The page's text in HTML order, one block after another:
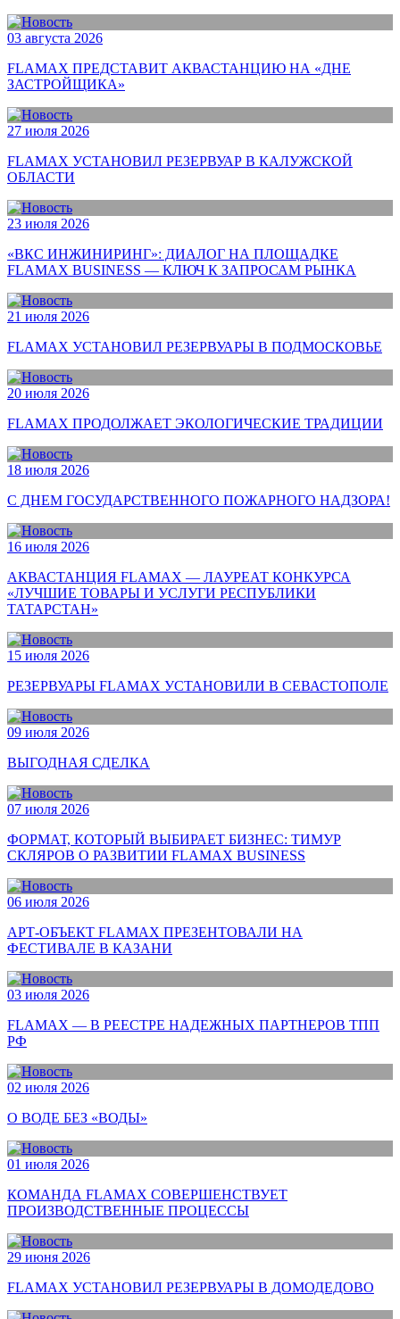
03 августа 2026
FLAMAX ПРЕДСТАВИТ АКВАСТАНЦИЮ НА «ДНЕ
ЗАСТРОЙЩИКА»
27 июля 2026
FLAMAX УСТАНОВИЛ РЕЗЕРВУАР В КАЛУЖСКОЙ
ОБЛАСТИ
23 июля 2026
«ВКС ИНЖИНИРИНГ»: ДИАЛОГ НА ПЛОЩАДКЕ
FLAMAX BUSINESS — КЛЮЧ К ЗАПРОСАМ РЫНКА
21 июля 2026
FLAMAX УСТАНОВИЛ РЕЗЕРВУАРЫ В ПОДМОСКОВЬЕ
20 июля 2026
FLAMAX ПРОДОЛЖАЕТ ЭКОЛОГИЧЕСКИЕ ТРАДИЦИИ
18 июля 2026
С ДНЕМ ГОСУДАРСТВЕННОГО ПОЖАРНОГО НАДЗОРА!
16 июля 2026
АКВАСТАНЦИЯ FLAMAX — ЛАУРЕАТ КОНКУРСА
«ЛУЧШИЕ ТОВАРЫ И УСЛУГИ РЕСПУБЛИКИ
ТАТАРСТАН»
15 июля 2026
РЕЗЕРВУАРЫ FLAMAX УСТАНОВИЛИ В СЕВАСТОПОЛЕ
09 июля 2026
ВЫГОДНАЯ СДЕЛКА
07 июля 2026
ФОРМАТ, КОТОРЫЙ ВЫБИРАЕТ БИЗНЕС: ТИМУР
СКЛЯРОВ О РАЗВИТИИ FLAMAX BUSINESS
06 июля 2026
АРТ-ОБЪЕКТ FLAMAX ПРЕЗЕНТОВАЛИ НА
ФЕСТИВАЛЕ В КАЗАНИ
03 июля 2026
FLAMAX — В РЕЕСТРЕ НАДЕЖНЫХ ПАРТНЕРОВ ТПП
РФ
02 июля 2026
О ВОДЕ БЕЗ «ВОДЫ»
01 июля 2026
КОМАНДА FLAMAX СОВЕРШЕНСТВУЕТ
ПРОИЗВОДСТВЕННЫЕ ПРОЦЕССЫ
29 июня 2026
FLAMAX УСТАНОВИЛ РЕЗЕРВУАРЫ В ДОМОДЕДОВО